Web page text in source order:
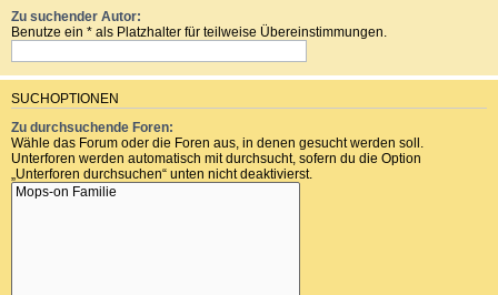
Zu suchender Autor:
Benutze ein * als Platzhalter für teilweise Übereinstimmungen.
SUCHOPTIONEN
Zu durchsuchende Foren:
Wähle das Forum oder die Foren aus, in denen gesucht werden soll.
Unterforen werden automatisch mit durchsucht, sofern du die Option
„Unterforen durchsuchen“ unten nicht deaktivierst.